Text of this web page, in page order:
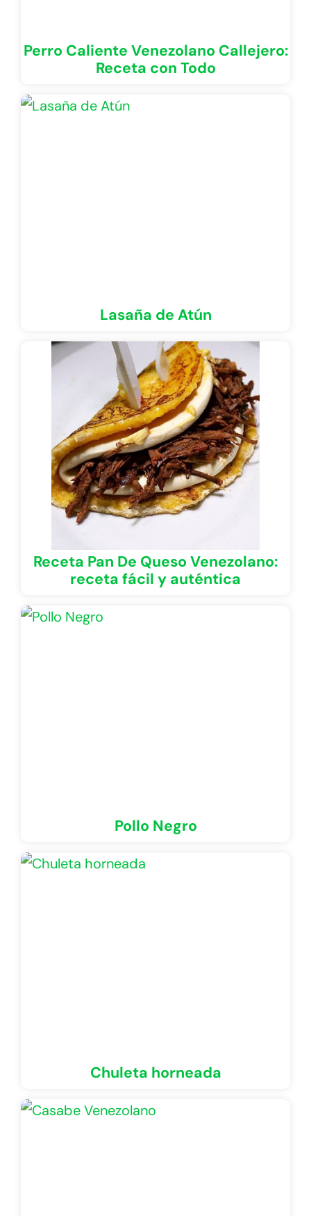
Perro Caliente Venezolano Callejero:
Receta con Todo
Lasaña de Atún
Receta Pan De Queso Venezolano:
receta fácil y auténtica
Pollo Negro
Chuleta horneada